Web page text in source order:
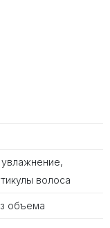
волоса
объема